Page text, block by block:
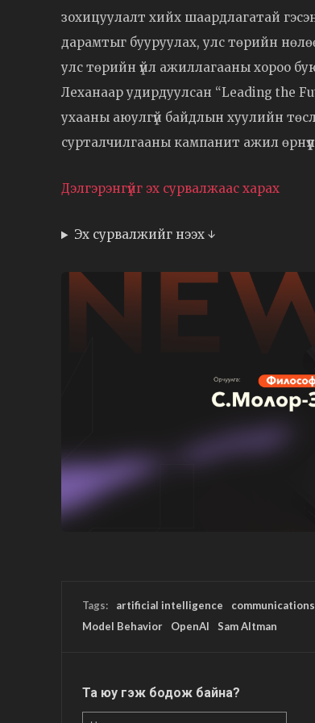
зохицуулалт хийх шаардлагатай
дарамтыг бууруулах, улс төрийн
улс төрийн үйл ажиллагааны хороо
Леханаар удирдуулсан “Leading the
ухааны аюулгүй байдлын хуулийн
сурталчилгааны кампанит ажил
Дэлгэрэнгүйг эх сурвалжаас харах
Эх сурвалжийг нээх ↓
Tags: artificial intelligence communications
Model Behavior
OpenAI Sam Altman
Та юу гэж бодож байна?